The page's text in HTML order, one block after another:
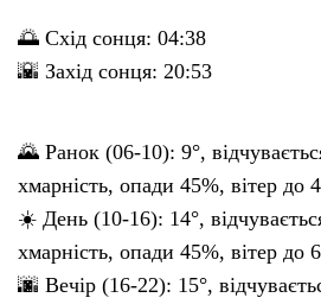
🌅 Схід сонця: 04:38
🌇 Захід сонця: 20:53
🌄 Ранок (06-10): 9°,
хмарність, опади 45%, вітер до
☀️ День (10-16): 14°,
хмарність, опади 45%, вітер до
🌆 Вечір (16-22): 15°,